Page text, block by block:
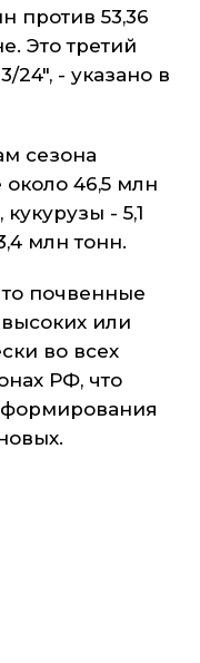
против 53,36
Это третий
24", - указано в
сезона
около 46,5 млн
- 5,1
млн тонн.
почвенные
или
во всех
РФ, что